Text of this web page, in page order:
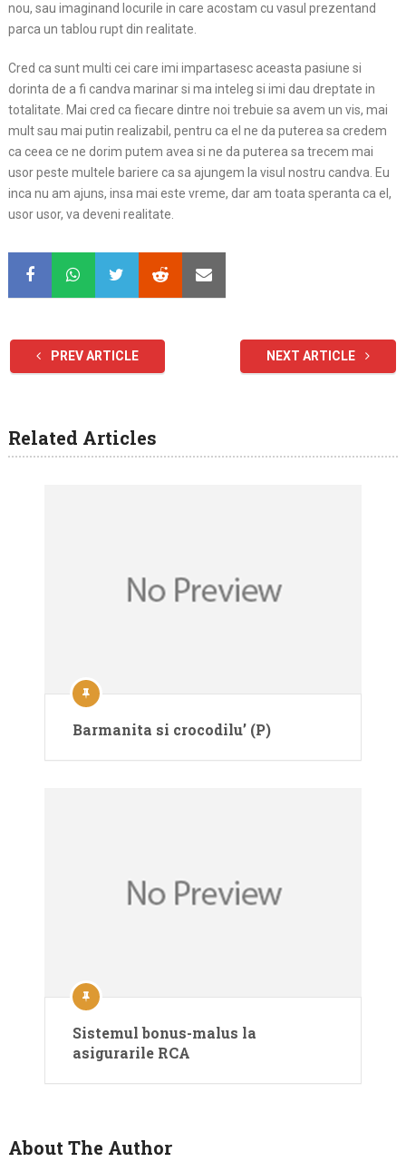
nou, sau imaginand locurile in care acostam cu vasul prezentand
parca un tablou rupt din realitate.
Cred ca sunt multi cei care imi impartasesc aceasta pasiune si
dorinta de a fi candva marinar si ma inteleg si imi dau dreptate in
totalitate. Mai cred ca fiecare dintre noi trebuie sa avem un vis, mai
mult sau mai putin realizabil, pentru ca el ne da puterea sa credem
ca ceea ce ne dorim putem avea si ne da puterea sa trecem mai
usor peste multele bariere ca sa ajungem la visul nostru candva. Eu
inca nu am ajuns, insa mai este vreme, dar am toata speranta ca el,
usor usor, va deveni realitate.
PREV ARTICLE NEXT ARTICLE
Related Articles
Barmanita si crocodilu’ (P)
Sistemul bonus-malus la
asigurarile RCA
About The Author